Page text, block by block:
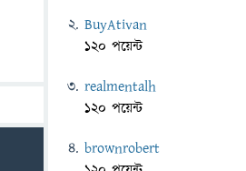
BuyAtivan
120 পয়েন্ট
realmentalh
120 পয়েন্ট
brownrobert